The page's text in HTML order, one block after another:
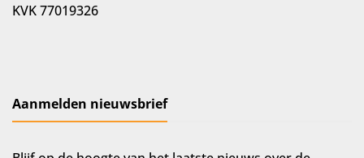
KVK 77019326
Aanmelden nieuwsbrief